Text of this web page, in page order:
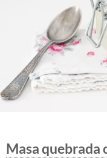
Masa quebrada